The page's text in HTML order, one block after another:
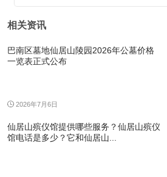
相关资讯
巴南区墓地仙居山陵园2026年公墓价格
一览表正式公布
2026年7月6日
仙居山殡仪馆提供哪些服务？仙居山殡仪
馆电话是多少？它和仙居山...